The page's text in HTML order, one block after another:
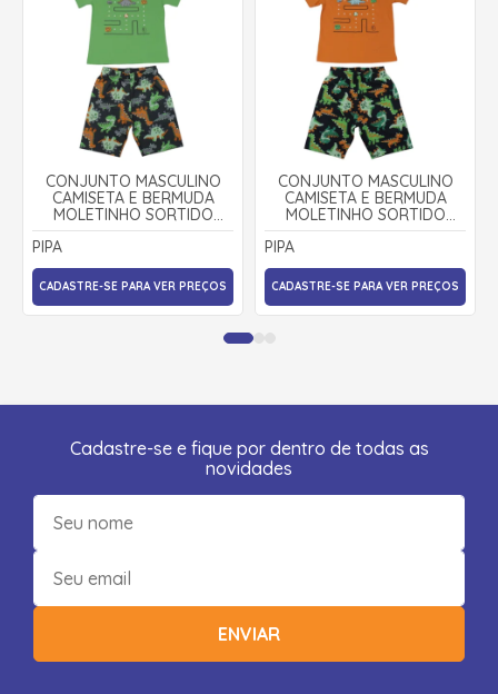
CONJUNTO MASCULINO
CAMISETA E BERMUDA
MOLETINHO SORTIDO
9002894 - PIPA
PIPA
CADASTRE-SE PARA VER PREÇOS
CONJUNTO MASCULINO
CAMISETA E BERMUDA
MOLETINHO SORTIDO
9002894 - PIPA
PIPA
CADASTRE-SE PARA VER PREÇOS
Cadastre-se e fique por dentro de todas as
novidades
ENVIAR